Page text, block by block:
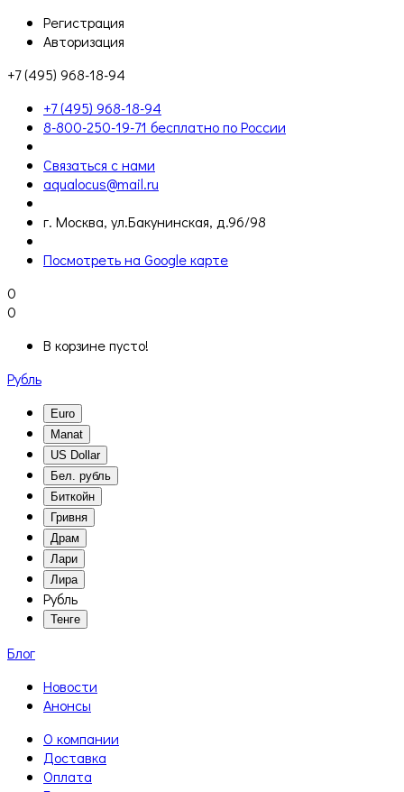
Регистрация
Авторизация
+7 (495) 968-18-94
+7 (495) 968-18-94
8-800-250-19-71 бесплатно по России
Связаться с нами
aqualocus@mail.ru
г. Москва, ул.Бакунинская, д.96/98
Посмотреть на Google карте
0
0
В корзине пусто!
Рубль
Euro
Manat
US Dollar
Бел. рубль
Биткойн
Гривня
Драм
Лари
Лира
Рубль
Тенге
Блог
Новости
Анонсы
О компании
Доставка
Оплата